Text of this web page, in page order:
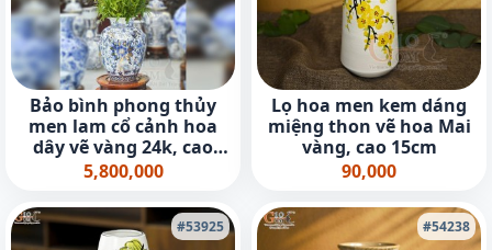
Bảo bình phong thủy
men lam cổ cảnh hoa
dây vẽ vàng 24k, cao
36cm
5,800,000
Lọ hoa men kem dáng
miệng thon vẽ hoa Mai
vàng, cao 15cm
90,000
#53925 #54238